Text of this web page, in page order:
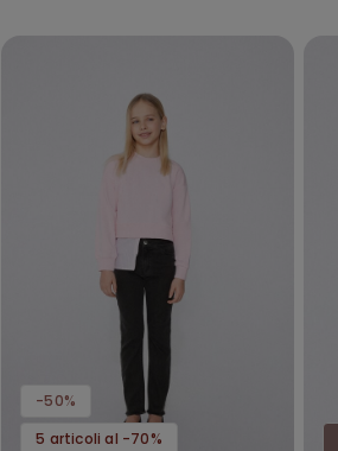
-50%
5 articoli al -70%